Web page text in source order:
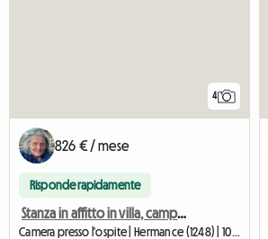
4
826 € / mese
Risponde rapidamente
Stanza in affitto in villa, campagna ginevrina, riva sinistra
Camera presso l'ospite | Hermance (1248) | 10 M2